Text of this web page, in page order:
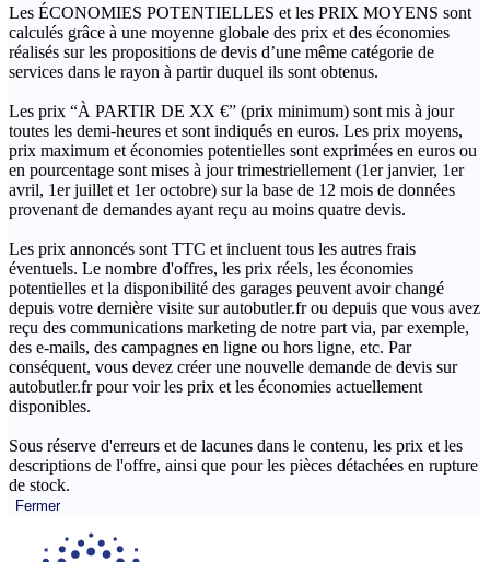
Les ÉCONOMIES POTENTIELLES et les PRIX MOYENS sont
calculés grâce à une moyenne globale des prix et des économies
réalisés sur les propositions de devis d’une même catégorie de
services dans le rayon à partir duquel ils sont obtenus.
Les prix “À PARTIR DE XX €” (prix minimum) sont mis à jour
toutes les demi-heures et sont indiqués en euros. Les prix moyens,
prix maximum et économies potentielles sont exprimées en euros ou
en pourcentage sont mises à jour trimestriellement (1er janvier, 1er
avril, 1er juillet et 1er octobre) sur la base de 12 mois de données
provenant de demandes ayant reçu au moins quatre devis.
Les prix annoncés sont TTC et incluent tous les autres frais
éventuels. Le nombre d'offres, les prix réels, les économies
potentielles et la disponibilité des garages peuvent avoir changé
depuis votre dernière visite sur autobutler.fr ou depuis que vous avez
reçu des communications marketing de notre part via, par exemple,
des e-mails, des campagnes en ligne ou hors ligne, etc. Par
conséquent, vous devez créer une nouvelle demande de devis sur
autobutler.fr pour voir les prix et les économies actuellement
disponibles.
Sous réserve d'erreurs et de lacunes dans le contenu, les prix et les
descriptions de l'offre, ainsi que pour les pièces détachées en rupture
de stock.
Fermer